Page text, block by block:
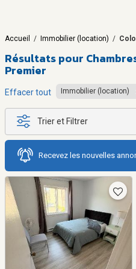
Accueil / Immobilier (location) /
Résultats pour
Premier
Effacer tout Immobilier (location)
Trier et Filtrer
Recevez les nouvelles